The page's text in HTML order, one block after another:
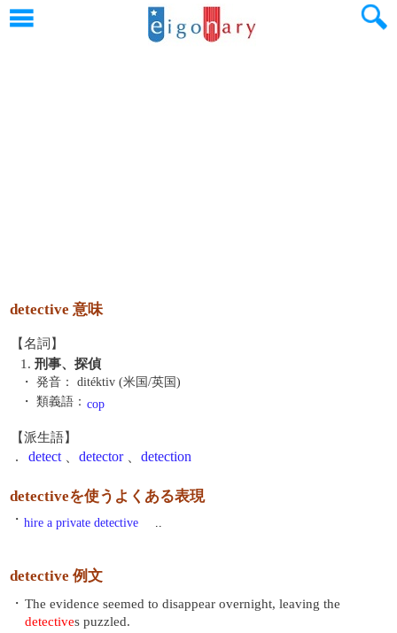
detective 意味
【名詞】
1. 刑事、探偵
・ 発音：
ditéktiv (米国/英国)
・ 類義語： cop
【派生語】
. detect detector、 detection
detectiveを使うよくある表現
・ hire a private detective ..
detective 例文
・ The evidence seemed to disappear overnight, leaving the
detectives puzzled.